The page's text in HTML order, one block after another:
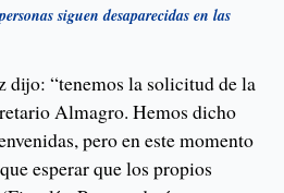
siguen desaparecidas en las
dijo: “tenemos la solicitud de la
Almagro. Hemos dicho
pero en este momento
esperar que los propios